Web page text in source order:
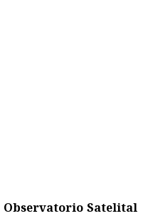
Observatorio Satelital